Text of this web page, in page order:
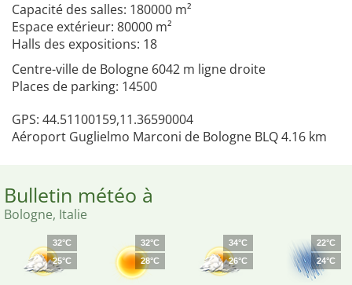
Capacité des salles: 180000 m²
Espace extérieur: 80000 m²
Halls des expositions: 18
Centre-ville de Bologne 6042 m ligne droite
Places de parking: 14500
GPS: 44.51100159,11.36590004
Aéroport Guglielmo Marconi de Bologne BLQ 4.16 km
Bulletin météo à
Bologne, Italie
32°C
25°C
32°C
28°C
34°C
26°C
22°C
24°C